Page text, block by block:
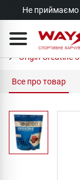
Не
Origin Creatine
Все про товар